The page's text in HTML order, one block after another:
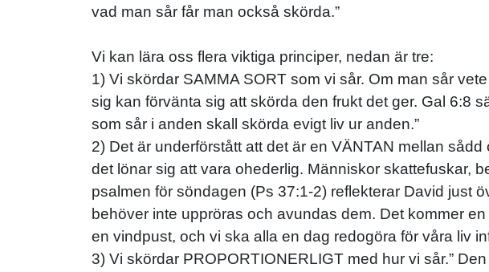
vad man sår får man också skörda.”
Vi kan lära oss flera viktiga principer, nedan är tre:
1) Vi skördar SAMMA SORT som vi sår. Om man sår
sig kan förvänta sig att skörda den frukt det ger. Gal 6:8
som sår i anden skall skörda evigt liv ur anden.”
2) Det är underförstått att det är en VÄNTAN mellan
det lönar sig att vara ohederlig. Människor skattefuskar,
psalmen för söndagen (Ps 37:1-2) reflekterar David just
behöver inte uppröras och avundas dem. Det kommer
en vindpust, och vi ska alla en dag redogöra för våra liv
3) Vi skördar PROPORTIONERLIGT med hur vi sår.”